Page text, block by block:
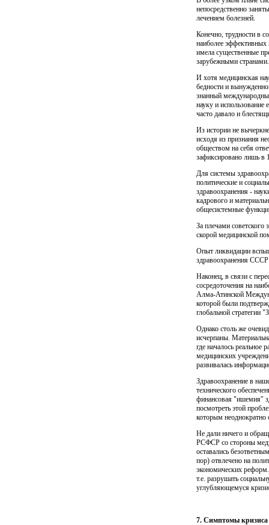
непосредственно
лечением болез­ней.
Конечно, трудности в
наиболее эффективных
имела существенные
зарубежными странами.
И хотя медицинская
бедности и
знанный
науку и использование
часто давало и
Из истории не
исходя из признания
обществом на себя
зафиксировано лишь в
Для системы
политические и
здравоохранения -
кадрового и
общесистемные
За плечами
скорой медицинской
Опыт ликвидации
здравоохранения СССР
Наконец, в связи с
сосредоточения на
Алма-Атинс­кой
которой были
глобальной стратегии
Однако столь же
исчерпаны.
где началось реальное
медицинских
развивалась
Здравоохранение в
технического
финансовая "ишемия"
посмотреть этой
которым неоднократно
Не дали ничего и
РСФСР со стороны
оставались
пор) отвлечено на
экономических
т.е. разрушать
углубляющемуся
7. Симптомы кризиса